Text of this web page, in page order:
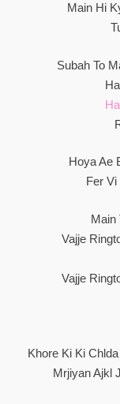
Main Hi
Subah To
Hoya Ae
Fer
Main
Vajje
Vajje
Khore Ki Ki
Mrjiyan Ajkl